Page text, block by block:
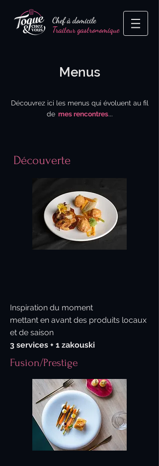
Chef à domicile
Traiteur gastronomique
Menus
Découvrez ici les menus qui évoluent au fil
de mes rencontres...
Découverte
Inspiration du moment
mettant en avant des produits locaux
et de saison
3 services + 1 zakouski
Fusion/Prestige